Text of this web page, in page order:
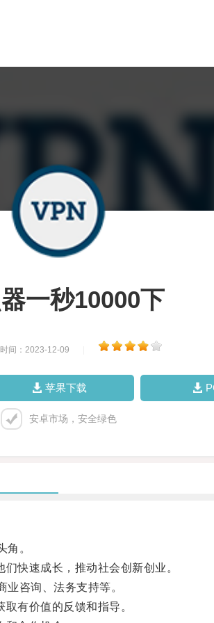
一秒10000下
时间：2023-12-09
苹果下载
安卓市场，安全绿色
。
快速成长，推动社会创新创业。
咨询、法务支持等。
有价值的反馈和指导。